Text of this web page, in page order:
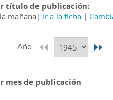
título de publicación
mañana
Ir a la ficha
Año:
mes de publicación